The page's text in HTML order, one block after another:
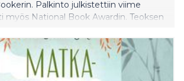
Palkinto julkistettiin viime
myös National Book Awardin. Teoksen